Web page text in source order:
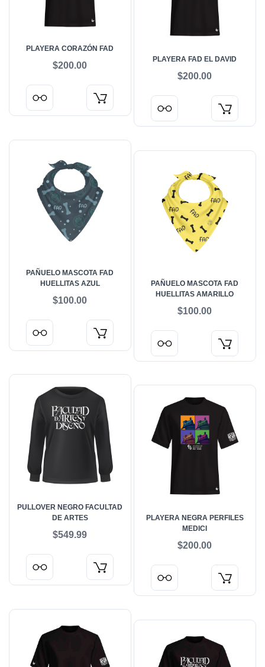
PLAYERA CORAZÓN FAD
$200.00
PLAYERA FAD EL DAVID
$200.00
PAÑUELO MASCOTA FAD
HUELLITAS AZUL
$100.00
PAÑUELO MASCOTA FAD
HUELLITAS AMARILLO
$100.00
PULLOVER NEGRO FACULTAD
DE ARTES
$549.99
PLAYERA NEGRA PERFILES
MEDICI
$200.00